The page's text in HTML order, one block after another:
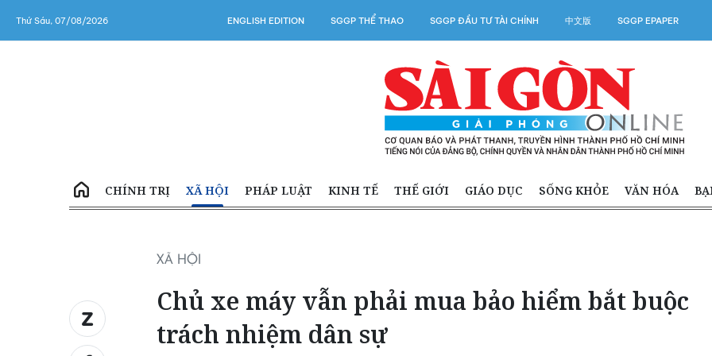
Thứ Sáu, 07/08/2026 ENGLISH EDITION SGGP THỂ THAO SGGP ĐẦU TƯ TÀI CHÍNH 中文版 SGGP EPAPER
CHÍNH TRỊ XÃ HỘI PHÁP LUẬT KINH TẾ THẾ GIỚI GIÁO DỤC SỐNG KHỎE VĂN HÓA
XÃ HỘI
Chủ xe máy vẫn phải mua bảo hiểm bắt buộc
trách nhiệm dân sự